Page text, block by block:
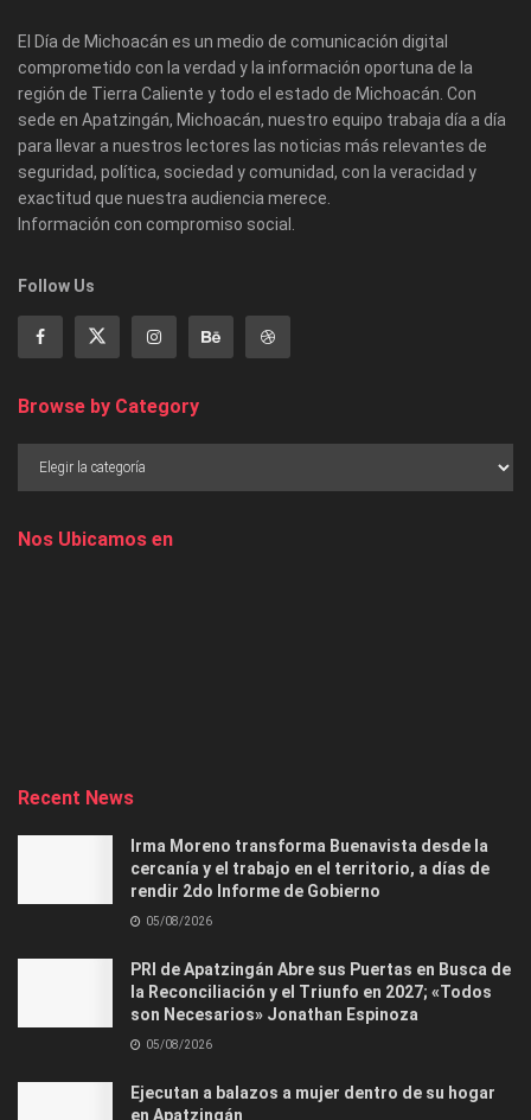
El Día de Michoacán es un medio de comunicación digital
comprometido con la verdad y la información oportuna de la
región de Tierra Caliente y todo el estado de Michoacán. Con
sede en Apatzingán, Michoacán, nuestro equipo trabaja día a día
para llevar a nuestros lectores las noticias más relevantes de
seguridad, política, sociedad y comunidad, con la veracidad y
exactitud que nuestra audiencia merece.
Información con compromiso social.
Follow Us
Browse by Category
Nos Ubicamos en
Recent News
Irma Moreno transforma Buenavista desde la
cercanía y el trabajo en el territorio, a días de
rendir 2do Informe de Gobierno
05/08/2026
PRI de Apatzingán Abre sus Puertas en Busca de
la Reconciliación y el Triunfo en 2027; «Todos
son Necesarios» Jonathan Espinoza
05/08/2026
Ejecutan a balazos a mujer dentro de su hogar
en Apatzingán